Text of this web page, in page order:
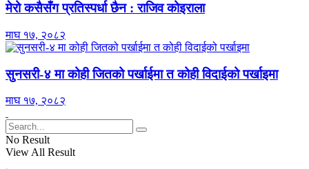
मेरो कसैसँग प्रतिस्पर्धा छैन : राजिव कोइराला
माघ १७, २०८२
सुनसरी-४ मा कोही जितको पर्खाईमा त कोही विदाईको पर्खाइमा
माघ १७, २०८२
No Result
View All Result